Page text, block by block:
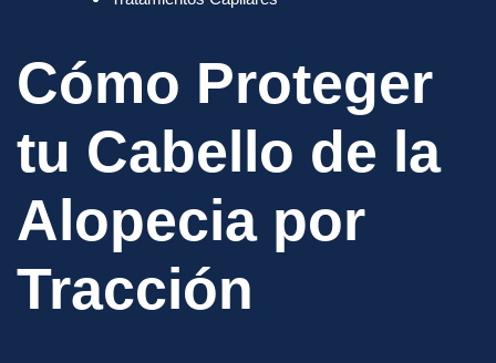
Cómo Proteger
tu Cabello de la
Alopecia por
Tracción